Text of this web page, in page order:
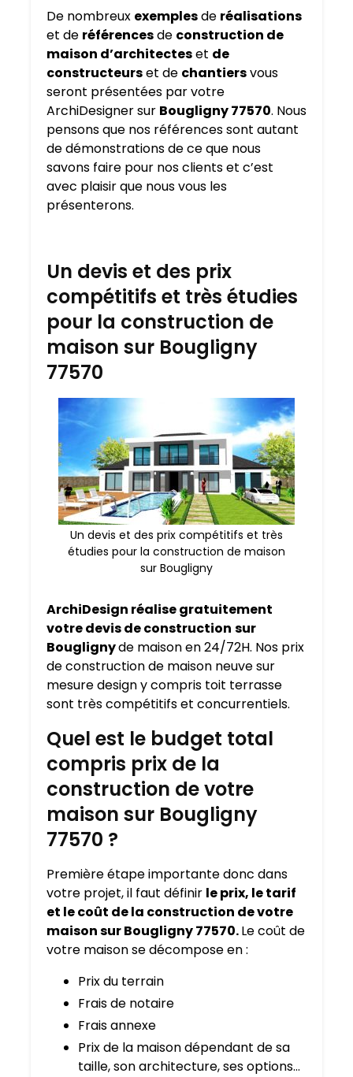
De nombreux exemplesde réalisations
et de référencesde construction de
maison d’architecteset de
constructeurset de chantiersvous
seront présentées par votre
ArchiDesigner sur Bougligny 77570. Nous
pensons que nos références sont autant
de démonstrations de ce que nous
savons faire pour nos clients et c’est
avec plaisir que nous vous les
présenterons.
Un devis et des prix
compétitifs et très étudies
pour la construction de
maison sur Bougligny
77570
Un devis et des prix compétitifs et très
étudies pour la construction de maison
sur Bougligny
ArchiDesign réalise gratuitement
votre devis de construction sur
Bouglignyde maison en 24/72H. Nos prix
de construction de maison neuve sur
mesure design y compris toit terrasse
sont très compétitifs et concurrentiels.
Quel est le budget total
compris prix de la
construction de votre
maison sur Bougligny
77570 ?
Première étape importante donc dans
votre projet, il faut définir le prix, le tarif
et le coût de la construction de votre
maison sur Bougligny 77570.Le coût de
votre maison se décompose en :
Prix du terrain
Frais de notaire
Frais annexe
Prix de la maison dépendant de sa
taille, son architecture, ses options…